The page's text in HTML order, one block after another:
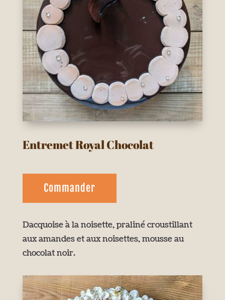
Entremet Royal Chocolat
Commander
Dacquoise à la noisette, praliné croustillant
aux amandes et aux noisettes, mousse au
chocolat noir.